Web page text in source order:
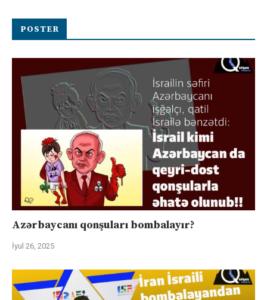
POSTER
Azərbaycanı qonşuları bombalayır?
İyul 26, 2025